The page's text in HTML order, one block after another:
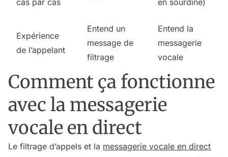
Expérience
de l’appelant
Entend un
message de
filtrage
Entend la
messagerie
vocale
Comment ça fonctionne
avec la messagerie
vocale en direct
Le filtrage d’appels et la messagerie vocale en direct